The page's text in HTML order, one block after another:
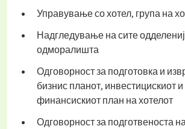
Управување со хотел, група на
Надгледување на сите
одморалишта
Одговорност за подготовка и
бизнис планот, инвестицискиот и
финансискиот план на хотелот
Одговорност за подготвеноста